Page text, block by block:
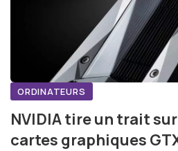
ORDINATEURS
NVIDIA tire un trait
cartes graphiques